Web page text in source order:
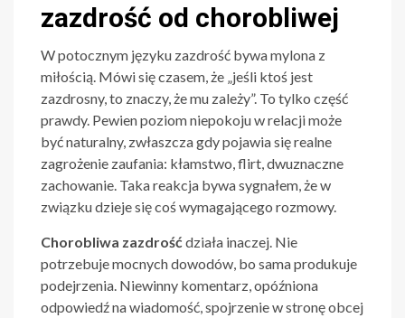
zazdrość od chorobliwej
W potocznym języku zazdrość bywa mylona z
miłością. Mówi się czasem, że „jeśli ktoś jest
zazdrosny, to znaczy, że mu zależy”. To tylko część
prawdy. Pewien poziom niepokoju w relacji może
być naturalny, zwłaszcza gdy pojawia się realne
zagrożenie zaufania: kłamstwo, flirt, dwuznaczne
zachowanie. Taka reakcja bywa sygnałem, że w
związku dzieje się coś wymagającego rozmowy.
Chorobliwa zazdrość działa inaczej. Nie
potrzebuje mocnych dowodów, bo sama produkuje
podejrzenia. Niewinny komentarz, opóźniona
odpowiedź na wiadomość, spojrzenie w stronę obcej